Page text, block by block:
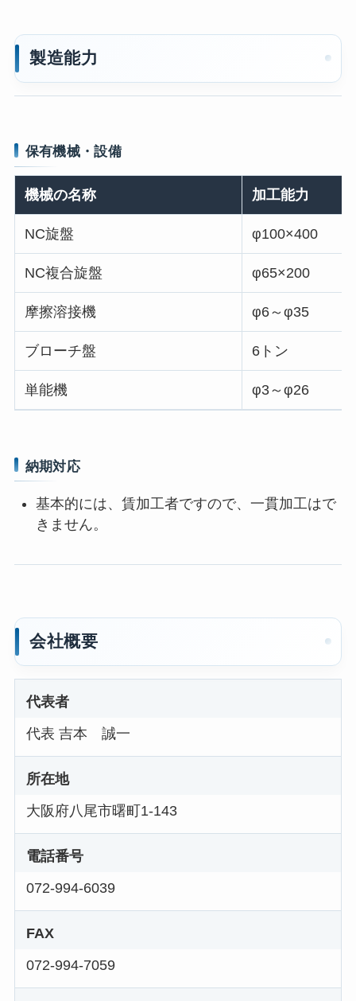
製造能力
保有機械・設備
機械の名称 加工能力
NC旋盤 φ100×400
NC複合旋盤 φ65×200
摩擦溶接機 φ6～φ35
ブローチ盤 6トン
単能機 φ3～φ26
納期対応
基本的には、賃加工者ですので、一貫加工はで
きません。
会社概要
代表者
代表 吉本 誠一
所在地
大阪府八尾市曙町1-143
電話番号
072-994-6039
FAX
072-994-7059